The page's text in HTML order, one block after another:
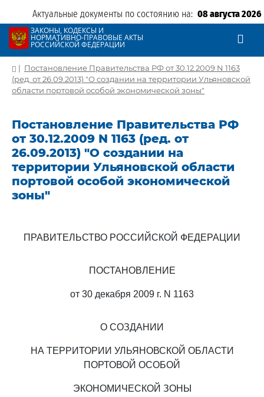
Актуальные документы по состоянию на: 08 августа 2026
ЗАКОНЫ, КОДЕКСЫ И
НОРМАТИВНО-ПРАВОВЫЕ АКТЫ
РОССИЙСКОЙ ФЕДЕРАЦИИ
| Постановление Правительства РФ от 30.12.2009 N 1163
(ред. от 26.09.2013) "О создании на территории Ульяновской
области портовой особой экономической зоны"
Постановление Правительства РФ
от 30.12.2009 N 1163 (ред. от
26.09.2013) "О создании на
территории Ульяновской области
портовой особой экономической
зоны"
ПРАВИТЕЛЬСТВО РОССИЙСКОЙ ФЕДЕРАЦИИ
ПОСТАНОВЛЕНИЕ
от 30 декабря 2009 г. N 1163
О СОЗДАНИИ
НА ТЕРРИТОРИИ УЛЬЯНОВСКОЙ ОБЛАСТИ
ПОРТОВОЙ ОСОБОЙ
ЭКОНОМИЧЕСКОЙ ЗОНЫ